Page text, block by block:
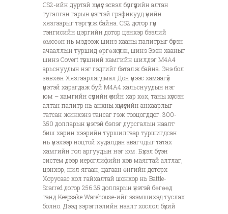
CS2-ийн дуртай хүмүүс эсвэл бүлгүүдийн алтан
тугалган гарын үсэгтэй графикууд үнийн
хязгаарыг тэргүүлж байна. CS2 дотор гүн
тэнгисийн цэргийн дотор цэнхэр бээлий
өмссөн нь мэдээж шинэ хааны палитрыг бүрэн
ачааллын туршид өргөжүүлж, шинэ Эзэн хааныг
шинэ Covert түвшний хамгийн шилдэг M4A4
арьснуудын нэг гэдгийг баталж байна. Энэ бол
зөвхөн Хязгаарлагдмал Дон үнээс хамаагүй
үнэтэй харагдаж буй M4A4 хальснуудын нэг
юм – хамгийн сүүлийн үеийн хар хөх, таны хүссэн
алтан палитр нь анхны хүмүүсийн анхаарлыг
татсан жинхэнэ тансаг гэж тооцогддог. 300-
350 долларын үнэтэй бэлэг дурсгалын наалт
биш харин хээрийн туршилтаар туршигдсан
нь үнэхээр ноцтой худалдан авагчдыг татах
хамгийн гол аргуудын нэг юм. Бүхэл бүтэн
систем дээр иероглифийн хэв маягтай алтлаг,
цэнхэр, нил ягаан, цагаан өнгийн доторх
Хорусаас хол гайхалтай шонхор нь Battle-
Scarred дотор 256.35 долларын үнэтэй бөгөөд
танд Keepsake Warehouse-ийг эзэмшихэд туслах
болно. Дээд зэрэглэлийн наалт хослол бүхий